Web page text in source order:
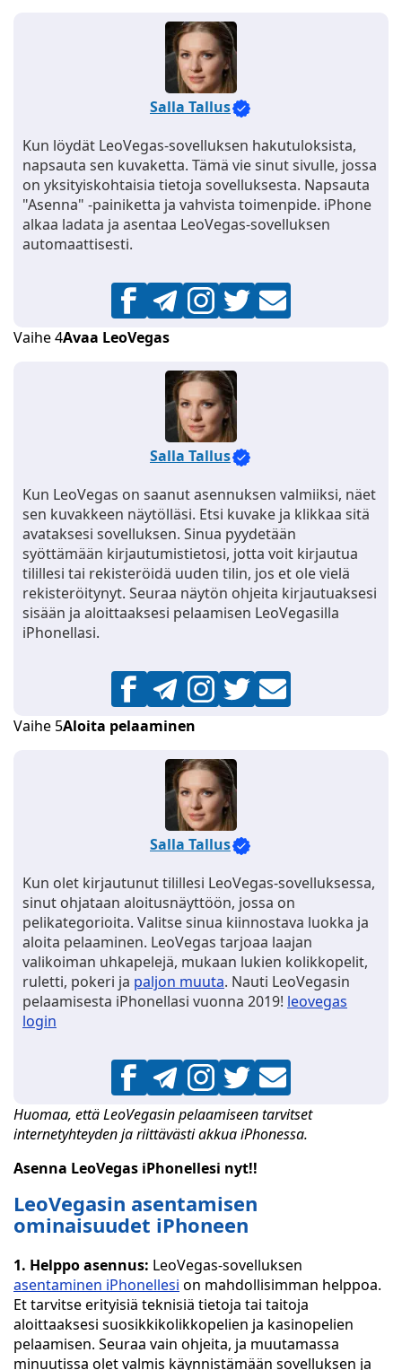
Salla Tallus
Kun löydät LeoVegas-sovelluksen hakutuloksista,
napsauta sen kuvaketta. Tämä vie sinut sivulle, jossa
on yksityiskohtaisia tietoja sovelluksesta. Napsauta
"Asenna" -painiketta ja vahvista toimenpide. iPhone
alkaa ladata ja asentaa LeoVegas-sovelluksen
automaattisesti.
Vaihe 4Avaa LeoVegas
Salla Tallus
Kun LeoVegas on saanut asennuksen valmiiksi, näet
sen kuvakkeen näytölläsi. Etsi kuvake ja klikkaa sitä
avataksesi sovelluksen. Sinua pyydetään
syöttämään kirjautumistietosi, jotta voit kirjautua
tilillesi tai rekisteröidä uuden tilin, jos et ole vielä
rekisteröitynyt. Seuraa näytön ohjeita kirjautuaksesi
sisään ja aloittaaksesi pelaamisen LeoVegasilla
iPhonellasi.
Vaihe 5Aloita pelaaminen
Salla Tallus
Kun olet kirjautunut tilillesi LeoVegas-sovelluksessa,
sinut ohjataan aloitusnäyttöön, jossa on
pelikategorioita. Valitse sinua kiinnostava luokka ja
aloita pelaaminen. LeoVegas tarjoaa laajan
valikoiman uhkapelejä, mukaan lukien kolikkopelit,
ruletti, pokeri ja paljon muuta. Nauti LeoVegasin
pelaamisesta iPhonellasi vuonna 2019! leovegas
login
Huomaa, että LeoVegasin pelaamiseen tarvitset
internetyhteyden ja riittävästi akkua iPhonessa.
Asenna LeoVegas iPhonellesi nyt!!
LeoVegasin asentamisen
ominaisuudet iPhoneen
1. Helppo asennus: LeoVegas-sovelluksen
asentaminen iPhonellesi on mahdollisimman helppoa.
Et tarvitse erityisiä teknisiä tietoja tai taitoja
aloittaaksesi suosikkikolikkopelien ja kasinopelien
pelaamisen. Seuraa vain ohjeita, ja muutamassa
minuutissa olet valmis käynnistämään sovelluksen ja